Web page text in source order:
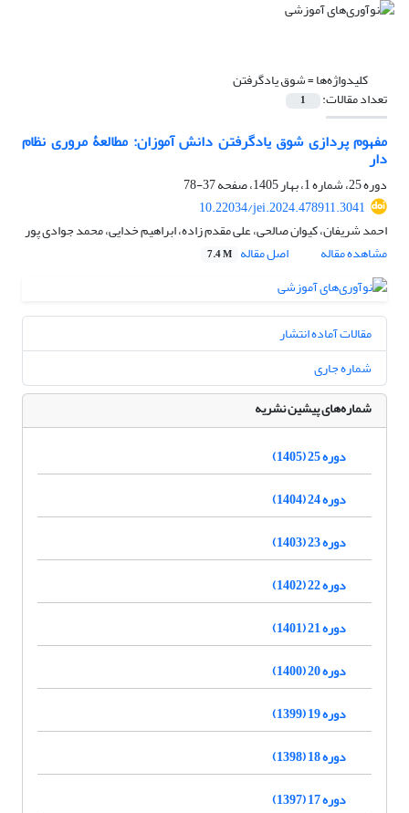
کلیدواژه‌ها =شوق یادگرفتن
تعداد مقالات: 1
مفهوم پردازی شوق یادگرفتن دانش آموزان: مطالعۀ مروری نظام
دار
دوره 25، شماره 1، بهار 1405، صفحه
37-78
10.22034/jei.2024.478911.3041
احمد شریفان، کیوان صالحی، علی مقدم زاده، ابراهیم خدایی، محمد جوادی پور
مشاهده مقاله
اصل مقاله 7.4 M
مقالات آماده انتشار
شماره جاری
شماره‌های پیشین نشریه
دوره 25 (1405)
دوره 24 (1404)
دوره 23 (1403)
دوره 22 (1402)
دوره 21 (1401)
دوره 20 (1400)
دوره 19 (1399)
دوره 18 (1398)
دوره 17 (1397)